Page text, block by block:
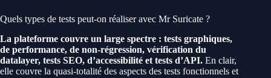
Quels types de tests peut-on réaliser avec Mr Suricate ?
La plateforme couvre un large spectre : tests graphiques,
de performance, de non-régression, vérification du
datalayer, tests SEO, d’accessibilité et tests d’API. En clair,
elle couvre la quasi-totalité des aspects des tests fonctionnels et